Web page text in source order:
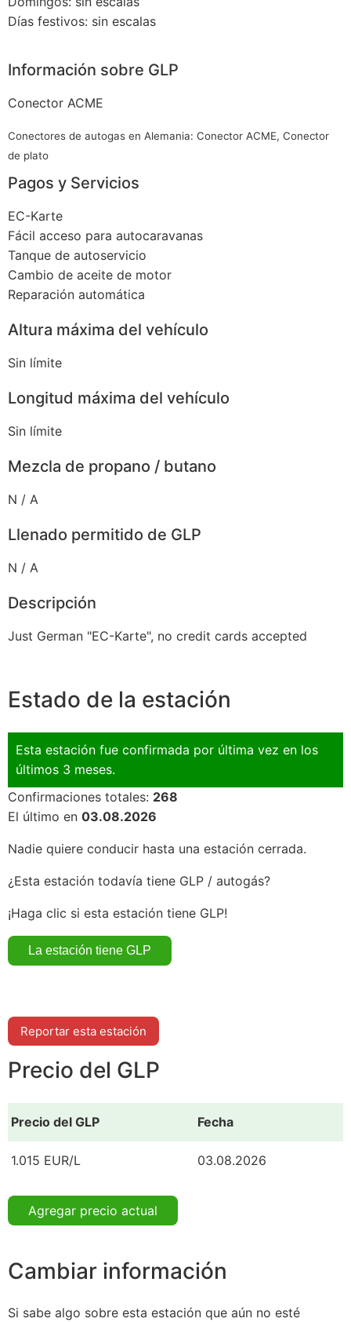
Días festivos: sin escalas
Información sobre GLP
Conector ACME
Conectores de autogas en Alemania: Conector ACME, Conector
de plato
Pagos y Servicios
EC-Karte
Fácil acceso para autocaravanas
Tanque de autoservicio
Cambio de aceite de motor
Reparación automática
Altura máxima del vehículo
Sin límite
Longitud máxima del vehículo
Sin límite
Mezcla de propano / butano
N / A
Llenado permitido de GLP
N / A
Descripción
Just German "EC-Karte", no credit cards accepted
Estado de la estación
Esta estación fue confirmada por última vez en los
últimos 3 meses.
Confirmaciones totales: 268
El último en 03.08.2026
Nadie quiere conducir hasta una estación cerrada.
¿Esta estación todavía tiene GLP / autogás?
¡Haga clic si esta estación tiene GLP!
Reportar esta estación
Precio del GLP
Precio del GLP Fecha
1.015 EUR/L 03.08.2026
Agregar precio actual
Cambiar información
Si sabe algo sobre esta estación que aún no esté